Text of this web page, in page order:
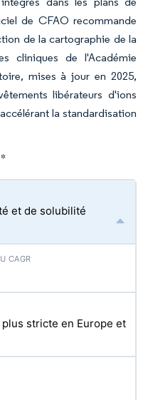
de CFAO recommande
de la cartographie de la
cliniques de l'Académie
mises à jour en 2025,
libérateurs d'ions
la standardisation
*
et de solubilité
stricte en Europe et